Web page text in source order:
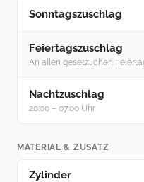
Sonntagszuschlag
Feiertagszuschlag
An allen gesetzlichen
Nachtzuschlag
20:00 – 07:00 Uhr
MATERIAL & ZUSATZ
Zylinder